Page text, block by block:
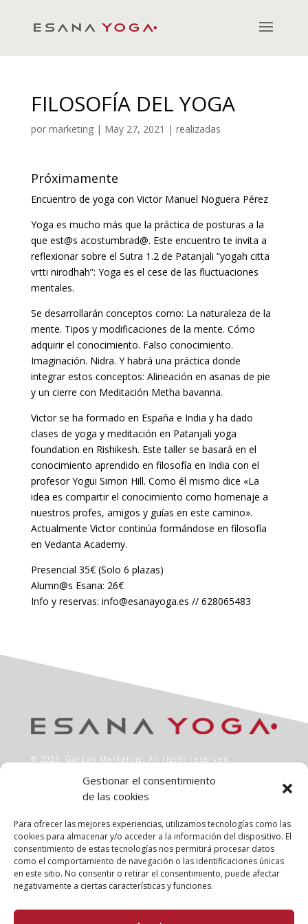
Gestionar el consentimiento
de las cookies
Para ofrecer las mejores experiencias, utilizamos tecnologías como las
cookies para almacenar y/o acceder a la información del dispositivo. El
consentimiento de estas tecnologías nos permitirá procesar datos
como el comportamiento de navegación o las identificaciones únicas
en este sitio. No consentir o retirar el consentimiento, puede afectar
negativamente a ciertas características y funciones.
FILOSOFÍA DEL YOGA
por marketing| May 27, 2021 | realizadas
Próximamente
Encuentro de yoga con Victor Manuel Noguera Pérez
Yoga es mucho más que la práctica de posturas a la
que est@s acostumbrad@. Este encuentro te invita a
reflexionar sobre el Sutra 1.2 de Patanjali “yogah citta
vrtti nirodhah”: Yoga es el cese de las fluctuaciones
mentales.
Se desarrollarán conceptos como: La naturaleza de la
mente. Tipos y modificaciones de la mente. Cómo
adquirir el conocimiento. Falso conocimiento.
Imaginación. Nidra. Y habrá una práctica donde
integrar estos conceptos: Alineación en asanas de pie
y un cierre con Meditación Metha bavanna.
Victor se ha formado en España e India y ha dado
clases de yoga y meditación en Patanjali yoga
foundation en Rishikesh. Este taller se basará en el
conocimiento aprendido en filosofía en India con el
profesor Yogui Simon Hill. Como él mismo dice «La
idea es compartir el conocimiento como homenaje a
nuestros profes, amigos y guías en este camino».
Actualmente Victor continúa formándose en filosofía
en Vedanta Academy.
Presencial 35€ (Solo 6 plazas)
Alumn@s Esana: 26€
Info y reservas: info@esanayoga.es // 628065483
© 2025, Garbau Marketing. All rights reserved.
INFO
Aviso legal
Política de privacidad
Política de cookies
Clases
Talleres